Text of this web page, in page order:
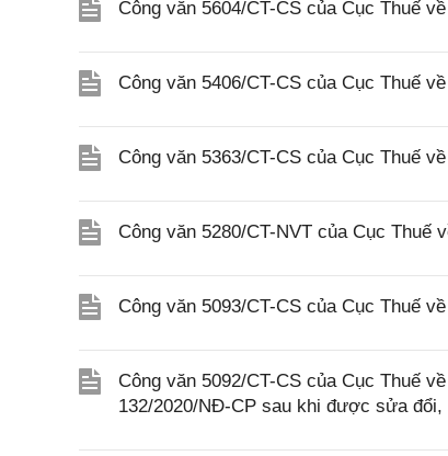
Công văn 5604/CT-CS của Cục Thuế
Công văn 5406/CT-CS của Cục Thuế
Công văn 5363/CT-CS của Cục Thuế
Công văn 5280/CT-NVT của Cục Thuế
Công văn 5093/CT-CS của Cục Thuế
Công văn 5092/CT-CS của Cục Thuế
132/2020/NĐ-CP sau khi được sửa